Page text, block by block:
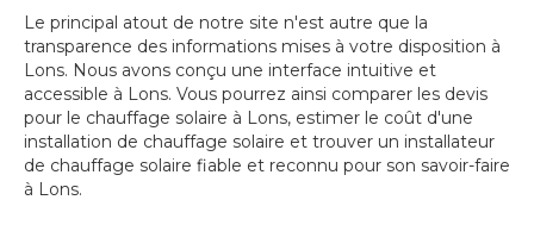
Le principal atout de notre site n'est autre que la
transparence des informations mises à votre disposition à
Lons. Nous avons conçu une interface intuitive et
accessible à Lons. Vous pourrez ainsi comparer les devis
pour le chauffage solaire à Lons, estimer le coût d'une
installation de chauffage solaire et trouver un installateur
de chauffage solaire fiable et reconnu pour son savoir-faire
à Lons.